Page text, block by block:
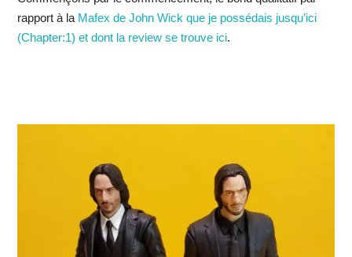
rapport à la Mafex de John Wick que je possédais jusqu’ici
(Chapter:1) et dont la review se trouve ici.